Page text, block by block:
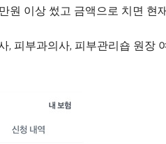
원 이상 썼고 금액으로 치면 현
, 피부과의사, 피부관리숍 원장